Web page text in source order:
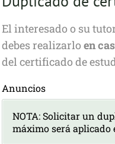
El interesado o su
debes realizarlo en
del certificado de
Anuncios
NOTA: Solicitar un
máximo será aplicado